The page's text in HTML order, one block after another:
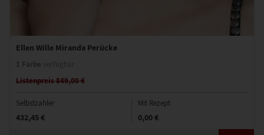
Ellen Wille Miranda Perücke
Listenpreis 849,00 €
Selbstzahler
432,45 €
Mit Rezept
0,00 €